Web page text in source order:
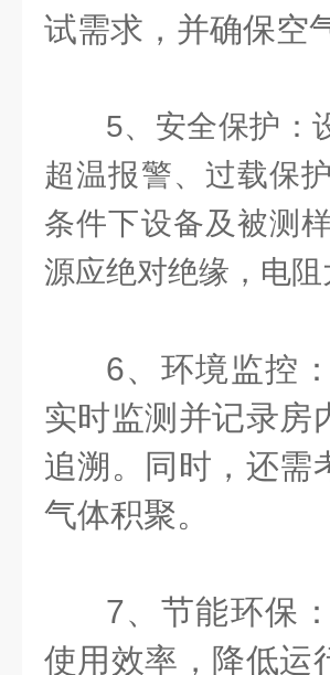
试需求，并确保空
5、安全保护：
超温报警、过载保
条件下设备及被测
源应绝对绝缘，电
6、环境监控
实时监测并记录房
追溯。同时，还需
气体积聚。
7、节能环保
使用效率，降低运